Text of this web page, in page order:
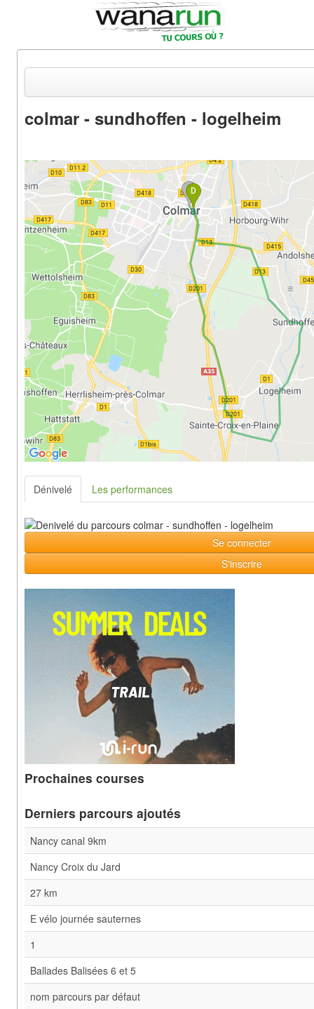
Equipements & Tests
Parcours & Courses
Outils & Réseaux
colmar - sundhoffen - logelheim
Dénivelé Les performances
Se connecter
S'inscrire
Prochaines courses
Derniers parcours ajoutés
Nancy canal 9km
Nancy Croix du Jard
27 km
E vélo journée sauternes
1
Ballades Balisées 6 et 5
nom parcours par défaut